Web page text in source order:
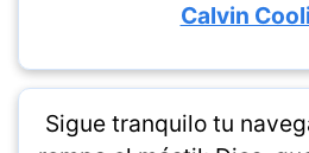
Calvin
Sigue tranquilo tu